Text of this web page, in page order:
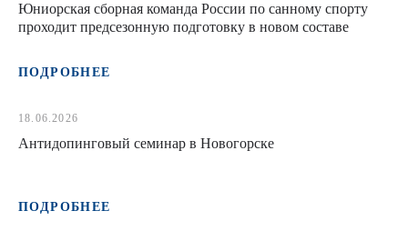
Юниорская сборная команда России по санному спорту
проходит предсезонную подготовку в новом составе
ПОДРОБНЕЕ
18.06.2026
Антидопинговый семинар в Новогорске
ПОДРОБНЕЕ